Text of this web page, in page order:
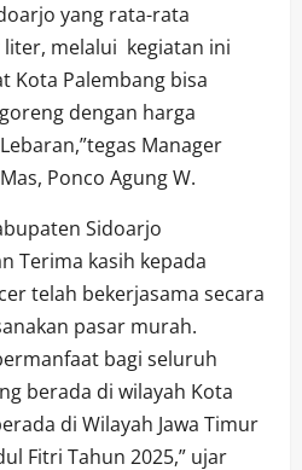
yang rata-rata
liter, melalui kegiatan ini
Kota Palembang bisa
dengan harga
Manager
Ponco Agung W.
Sidoarjo
Terima kasih kepada
telah bekerjasama secara
pasar murah.
bagi seluruh
berada di wilayah Kota
di Wilayah Jawa Timur
Fitri Tahun 2025,” ujar